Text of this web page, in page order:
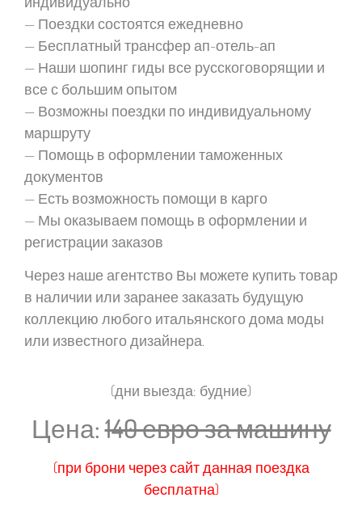
— Поездки состоятся ежедневно
— Бесплатный трансфер ап-отель-ап
— Наши шопинг гиды все русскоговорящии и
все с большим опытом
— Возможны поездки по индивидуальному
маршруту
— Помощь в оформлении таможенных
документов
— Есть возможность помощи в карго
— Мы оказываем помощь в оформлении и
регистрации заказов
Через наше агентство Вы можете купить товар
в наличии или заранее заказать будущую
коллекцию любого итальянского дома моды
или известного дизайнера.
(дни выезда: будние)
Цена:140 евро за машину
(при брони через сайт данная поездка
бесплатна)